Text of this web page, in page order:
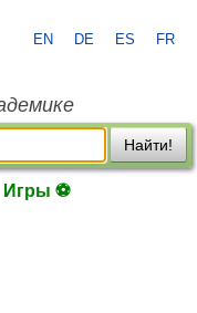
EN DE ES FR
Найти!
Игры ⚽